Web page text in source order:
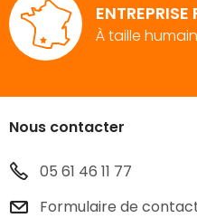
À taille
Nous contacter
05 61 46 11 77
Formulaire de